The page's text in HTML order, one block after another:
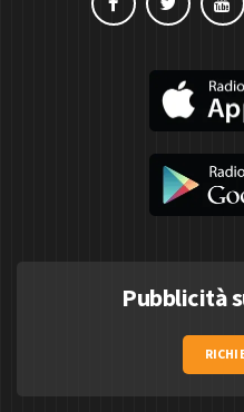
Pubblicità